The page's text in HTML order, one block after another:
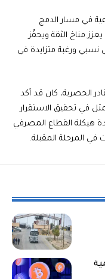
في مسار الدمج
مناخ الثقة ويحفّز
ورغبة متزايدة في
الحصرية، كان قد أكد
في تحقيق الاستقرار
هيكلة القطاع المصرفي
في المرحلة المقبلة.